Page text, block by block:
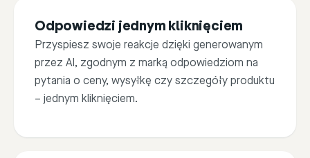
Odpowiedzi jednym kliknięciem
Przyspiesz swoje reakcje dzięki generowanym
przez AI, zgodnym z marką odpowiedziom na
pytania o ceny, wysyłkę czy szczegóły produktu
– jednym kliknięciem.